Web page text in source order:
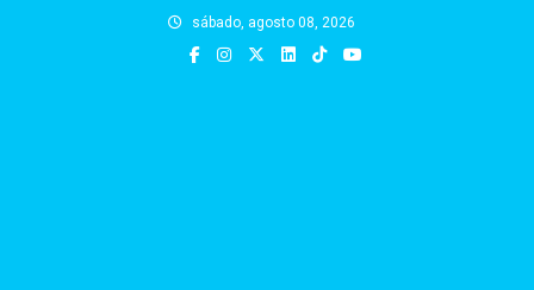
sábado, agosto 08, 2026